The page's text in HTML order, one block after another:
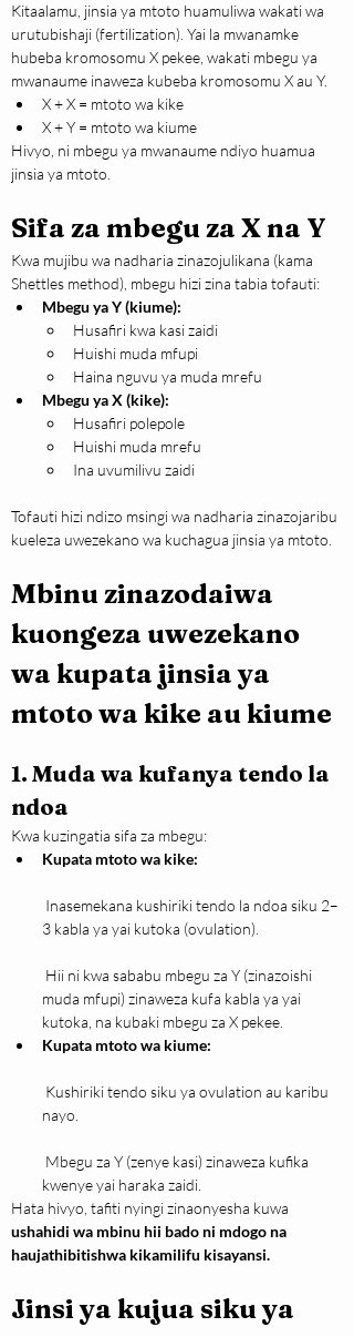
Kitaalamu, jinsia ya mtoto huamuliwa wakati wa
urutubishaji (fertilization). Yai la mwanamke
hubeba kromosomu X pekee, wakati mbegu ya
mwanaume inaweza kubeba kromosomu X au Y.
X + X = mtoto wa kike
X + Y = mtoto wa kiume
Hivyo, ni mbegu ya mwanaume ndiyo huamua
jinsia ya mtoto.
Sifa za mbegu za X na Y
Kwa mujibu wa nadharia zinazojulikana (kama
Shettles method), mbegu hizi zina tabia tofauti:
Mbegu ya Y (kiume):
Husafiri kwa kasi zaidi
Huishi muda mfupi
Haina nguvu ya muda mrefu
Mbegu ya X (kike):
Husafiri polepole
Huishi muda mrefu
Ina uvumilivu zaidi
Tofauti hizi ndizo msingi wa nadharia zinazojaribu
kueleza uwezekano wa kuchagua jinsia ya mtoto.
Mbinu zinazodaiwa
kuongeza uwezekano
wa kupata jinsia ya
mtoto wa kike au kiume
1. Muda wa kufanya tendo la
ndoa
Kwa kuzingatia sifa za mbegu:
Kupata mtoto wa kike:
3 kabla ya yai kutoka (ovulation).
muda mfupi) zinaweza kufa kabla ya yai
kutoka, na kubaki mbegu za X pekee.
Kupata mtoto wa kiume:
nayo.
kwenye yai haraka zaidi.
Hata hivyo, tafiti nyingi zinaonyesha kuwa
ushahidi wa mbinu hii bado ni mdogo na
haujathibitishwa kikamilifu kisayansi.
Jinsi ya kujua siku ya